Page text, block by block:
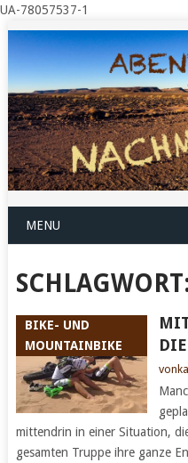
UA-78057537-1
MENU
BIKE- UND
MOUNTAINBIKE
mittendrin in einer Situation,
gesamten Truppe ihre ganze